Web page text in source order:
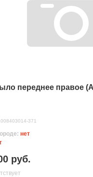
переднее правое
371
нет
руб.